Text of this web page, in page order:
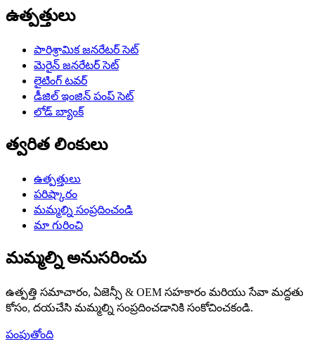
ఉత్పత్తులు
పారిశ్రామిక జనరేటర్ సెట్
మెరైన్ జనరేటర్ సెట్
లైటింగ్ టవర్
డీజిల్ ఇంజిన్ పంప్ సెట్
లోడ్ బ్యాంక్
త్వరిత లింకులు
ఉత్పత్తులు
పరిష్కారం
మమ్మల్ని సంప్రదించండి
మా గురించి
మమ్మల్ని అనుసరించు
ఉత్పత్తి సమాచారం, ఏజెన్సీ & OEM సహకారం మరియు సేవా మద్దతు
కోసం, దయచేసి మమ్మల్ని సంప్రదించడానికి సంకోచించకండి.
పంపుతోంది